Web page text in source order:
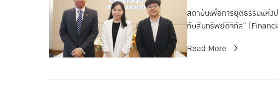
สถาบันเพื่อการยุติธรรมแห่ง
กับสินทรัพย์ดิจิทัล”
Read More